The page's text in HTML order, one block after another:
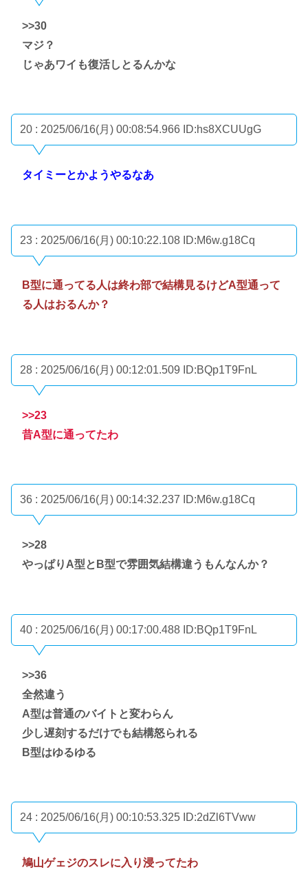
>>30
マジ？
じゃあワイも復活しとるんかな
20 : 2025/06/16(月) 00:08:54.966 ID:hs8XCUUgG
タイミーとかようやるなあ
23 : 2025/06/16(月) 00:10:22.108 ID:M6w.g18Cq
B型に通ってる人は終わ部で結構見るけどA型通って
る人はおるんか？
28 : 2025/06/16(月) 00:12:01.509 ID:BQp1T9FnL
>>23
昔A型に通ってたわ
36 : 2025/06/16(月) 00:14:32.237 ID:M6w.g18Cq
>>28
やっぱりA型とB型で雰囲気結構違うもんなんか？
40 : 2025/06/16(月) 00:17:00.488 ID:BQp1T9FnL
>>36
全然違う
A型は普通のバイトと変わらん
少し遅刻するだけでも結構怒られる
B型はゆるゆる
24 : 2025/06/16(月) 00:10:53.325 ID:2dZl6TVww
鳩山ゲェジのスレに入り浸ってたわ